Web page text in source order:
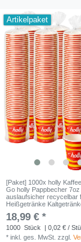
Artikelpaket
[Paket] 1000x holly
Go holly Pappbecher
auslaufsicher recycelbar
Heißgetränke
18,99 € *
1000 Stück
| 0,02 € /
*inkl. ges. MwSt. zzgl.